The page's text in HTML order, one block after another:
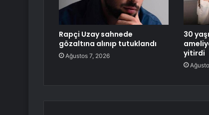
Rapçi Uzay sahnede
gözaltına alınıp tutuklandı
Ağustos 7, 2026
30
yitirdi